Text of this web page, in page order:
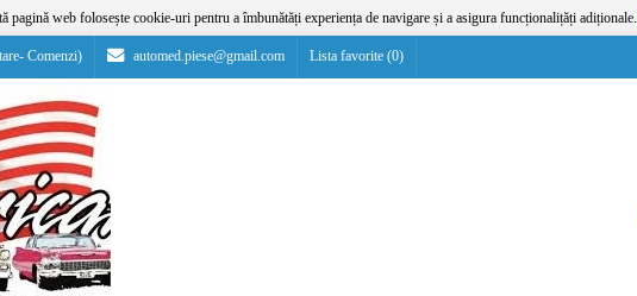
pagină web folosește cookie-uri pentru a îmbunătăți experiența de navigare și a asigura funcționalițăți adiționale.
Comenzi) automed.piese@gmail.com Lista favorite (0)